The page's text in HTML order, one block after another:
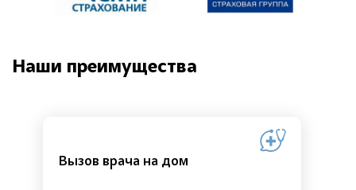
Наши преимущества
Вызов врача на дом